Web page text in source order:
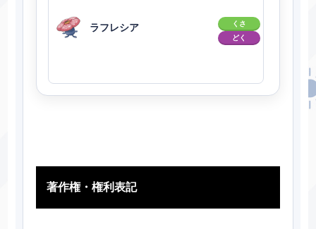
ラフレシア
くさ
どく
著作権・権利表記